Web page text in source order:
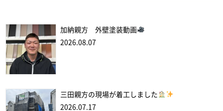
加納親方 外壁塗装動画
2026.08.07
三田親方の現場が着工しました
2026.07.17